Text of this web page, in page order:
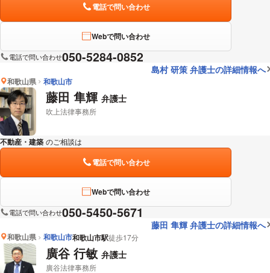
電話で問い合わせ
Webで問い合わせ
電話で問い合わせ050-5284-0852
島村 研策 弁護士の詳細情報へ
和歌山県 和歌山市
藤田 隼輝 弁護士
吹上法律事務所
不動産・建築 のご相談は
電話で問い合わせ
Webで問い合わせ
電話で問い合わせ050-5450-5671
藤田 隼輝 弁護士の詳細情報へ
和歌山県 和歌山市和歌山市駅徒歩17分
廣谷 行敏 弁護士
廣谷法律事務所